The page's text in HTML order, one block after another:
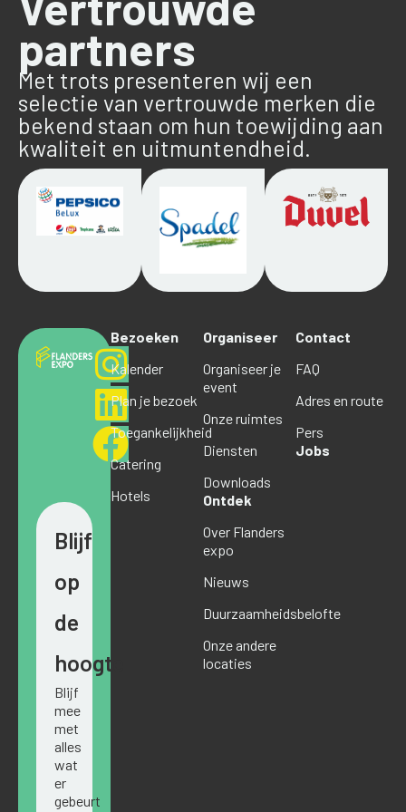
partners
Met trots presenteren wij een
selectie van vertrouwde merken die
bekend staan om hun toewijding aan
kwaliteit en uitmuntendheid.
Blijf
op
de
hoogte
Blijf
mee
met
alles
wat
er
gebeurt
Bezoeken
Kalender
Plan je bezoek
Toegankelijkheid
Catering
Hotels
Organiseer
Organiseer je
event
Onze ruimtes
Diensten
Downloads
Ontdek
Over Flanders
expo
Nieuws
Duurzaamheidsbelofte
Onze andere
locaties
Contact
FAQ
Adres en route
Pers
Jobs